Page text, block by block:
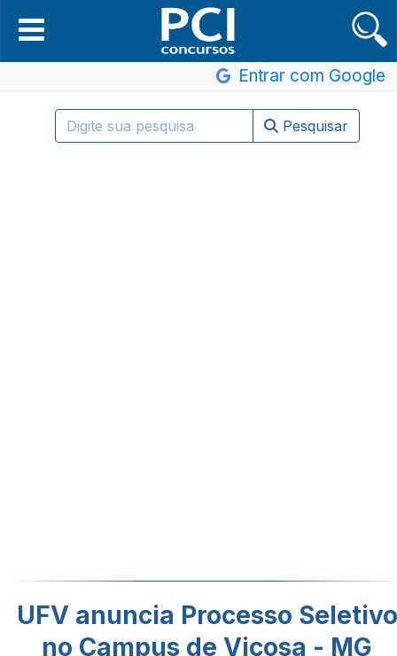
Entrar com Google
Pesquisar
UFV anuncia Processo Seletivo
no Campus de Viçosa - MG